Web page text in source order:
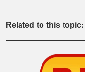
Related to this topic: